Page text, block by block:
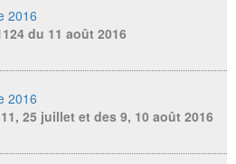
2016
du 11 août 2016
2016
25 juillet et des 9, 10 août 2016